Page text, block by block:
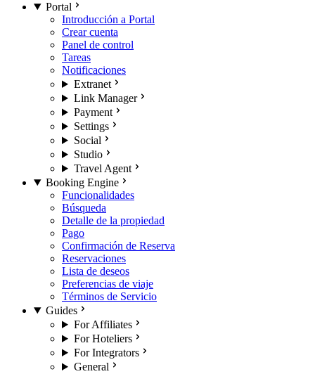
Portal
Introducción a Portal
Crear cuenta
Panel de control
Tareas
Notificaciones
Extranet
Link Manager
Payment
Settings
Social
Studio
Travel Agent
Booking Engine
Funcionalidades
Búsqueda
Detalle de la propiedad
Pago
Confirmación de Reserva
Reservaciones
Lista de deseos
Preferencias de viaje
Términos de Servicio
Guides
For Affiliates
For Hoteliers
For Integrators
General